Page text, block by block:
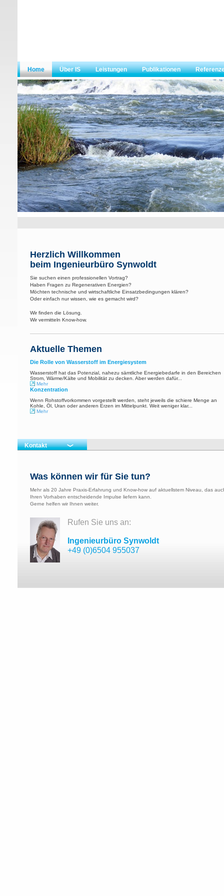
Home Über IS Leistungen Publikationen
Herzlich Willkommen
beim Ingenieurbüro Synwoldt
Sie suchen einen professionellen Vortrag?
Haben Fragen zu Regenerativen Energien?
Möchten technische und wirtschaftliche Einsatzbedingungen klären?
Oder einfach nur wissen, wie es gemacht wird?
Wir finden die Lösung.
Wir vermitteln Know-how.
Aktuelle Themen
Die Rolle von Wasserstoff im Energiesystem
Wasserstoff hat das Potenzial, nahezu sämtliche Energiebedarfe in den Bereichen
Strom, Wärme/Kälte und Mobilität zu decken. Aber werden dafür...
Mehr
Konzentration
Wenn Rohstoffvorkommen vorgestellt werden, steht jeweils die schiere Menge an
Kohle, Öl, Uran oder anderen Erzen im Mittelpunkt. Weit weniger klar...
Mehr
Kontakt
Was können wir für Sie tun?
Mehr als 20 Jahre Praxis-Erfahrung und Know-how auf aktuellstem Niveau, das
Ihren Vorhaben entscheidende Impulse liefern kann.
Gerne helfen wir Ihnen weiter.
Rufen Sie uns an:
Ingenieurbüro Synwoldt
+49 (0)6504 955037